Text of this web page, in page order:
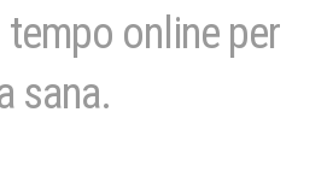
tempo online per
sana.